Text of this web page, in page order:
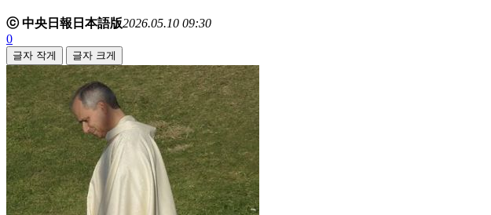
ⓒ 中央日報日本語版2026.05.10 09:30
0
글자 작게 글자 크게